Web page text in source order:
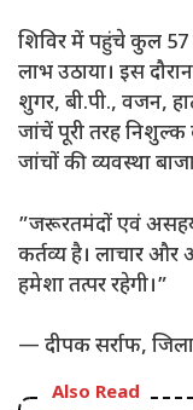
​शिविर में पहुंचे कुल 57
लाभ उठाया। इस
शुगर, बी.पी., वजन,
जांचें पूरी तरह
जांचों की व्यवस्था
​”जरूरतमंदों एवं
कर्तव्य है। लाचार और
हमेशा तत्पर रहेगी।”
— दीपक सर्राफ,
Also Read